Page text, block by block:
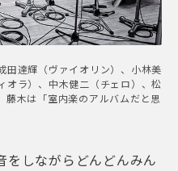
田達輝（ヴァイオリン）、小林美
オラ）、中木健二（チェロ）、松
藤木は「室内楽のアルバムだと思
しながらどんどんみん